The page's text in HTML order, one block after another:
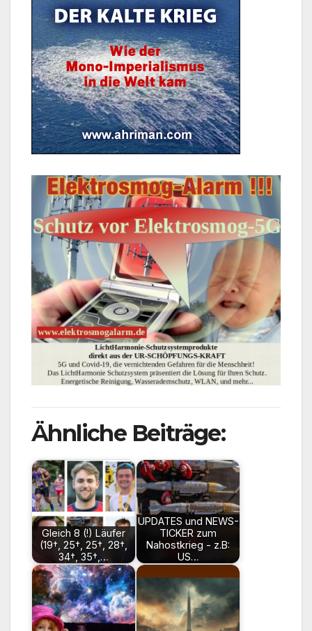
Ähnliche Beiträge:
Gleich 8 (!) Läufer
(19†, 25†, 25†, 28†,
34†, 35†,…
UPDATES und NEWS-
TICKER zum
Nahostkrieg - z.B:
US…